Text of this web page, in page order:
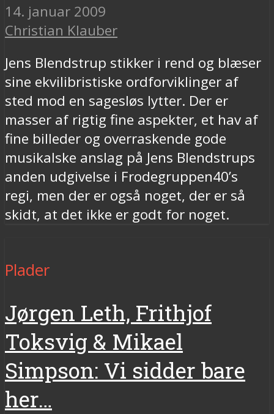
14. januar 2009
Christian Klauber
Jens Blendstrup stikker i rend og blæser
sine ekvilibristiske ordforviklinger af
sted mod en sagesløs lytter. Der er
masser af rigtig fine aspekter, et hav af
fine billeder og overraskende gode
musikalske anslag på Jens Blendstrups
anden udgivelse i Frodegruppen40’s
regi, men der er også noget, der er så
skidt, at det ikke er godt for noget.
Plader
Jørgen Leth, Frithjof
Toksvig & Mikael
Simpson: Vi sidder bare
her…